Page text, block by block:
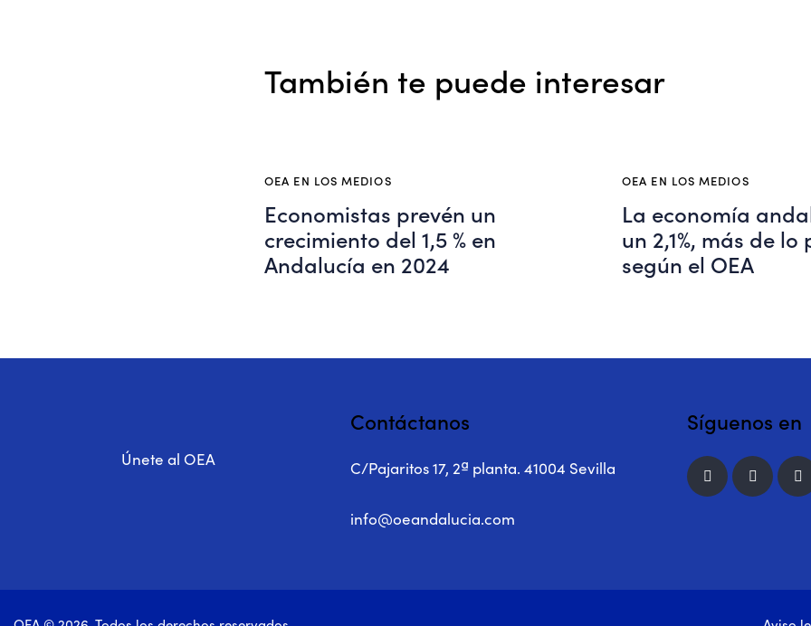
También te puede interesar
OEA EN LOS MEDIOS
Economistas prevén un
crecimiento del 1,5 % en
Andalucía en 2024
OEA EN LOS MEDIOS
La economía
un 2,1%, más de lo
según el OEA
Únete al OEA
Contáctanos
C/Pajaritos 17, 2ª planta. 41004 Sevilla
info@oeandalucia.com
Síguenos en